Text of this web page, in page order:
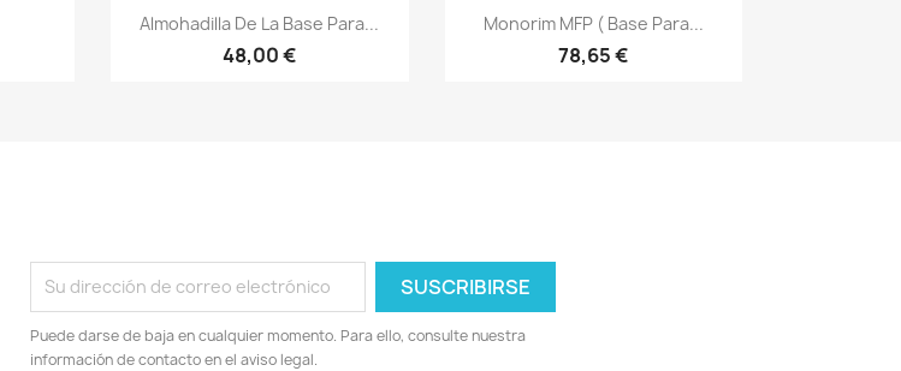
Vista rápida
Almohadilla De La Base Para...
48,00 €
Vista rápida
Monorim MFP ( Base Para...
78,65 €
Puede darse de baja en cualquier momento. Para ello, consulte nuestra
información de contacto en el aviso legal.